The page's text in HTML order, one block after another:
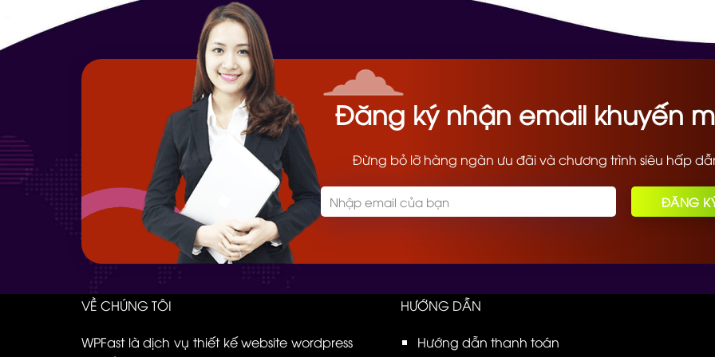
Đăng ký nhận email khuyến
Đừng bỏ lỡ hàng ngàn ưu đãi và chương trình siêu hấp
VỀ CHÚNG TÔI
WPFast là dịch vụ thiết kế website wordpress
HƯỚNG DẪN
Hướng dẫn thanh toán